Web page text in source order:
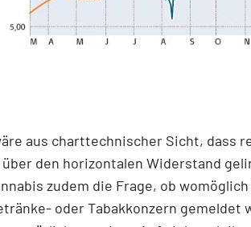
aus charttechnischer Sicht, dass
den horizontalen Widerstand
zudem die Frage, ob
oder Tabakkonzern gemeldet